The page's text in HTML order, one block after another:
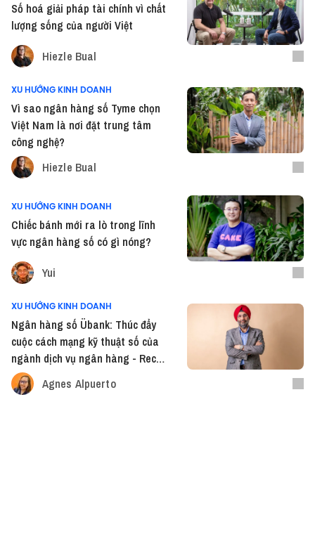
Số hoá giải pháp tài chính vì chất
lượng sống của người Việt
Hiezle Bual
XU HƯỚNG KINH DOANH
Vì sao ngân hàng số Tyme chọn
Việt Nam là nơi đặt trung tâm
công nghệ?
Hiezle Bual
XU HƯỚNG KINH DOANH
Chiếc bánh mới ra lò trong lĩnh
vực ngân hàng số có gì nóng?
Yui
XU HƯỚNG KINH DOANH
Ngân hàng số Übank: Thúc đẩy
cuộc cách mạng kỹ thuật số của
ngành dịch vụ ngân hàng - Recap
“Vietnam Innovators” tập 31
Agnes Alpuerto